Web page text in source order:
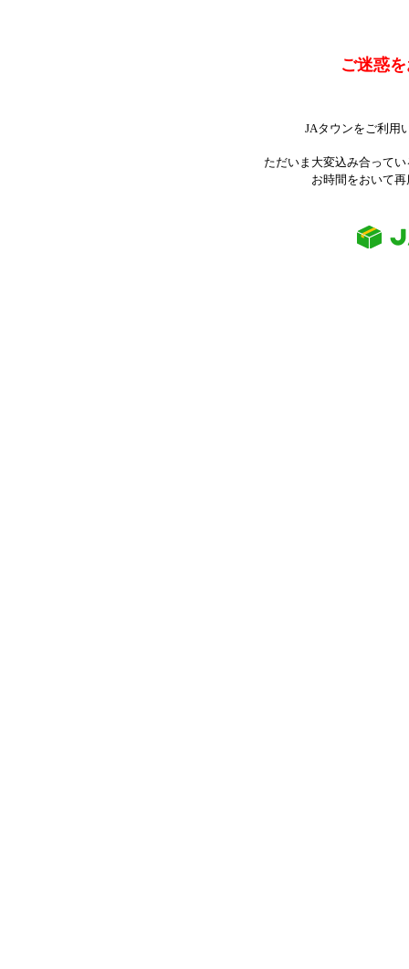
ご迷惑
JAタウンをご利用
ただいま大変込み合って
お時間をおいて